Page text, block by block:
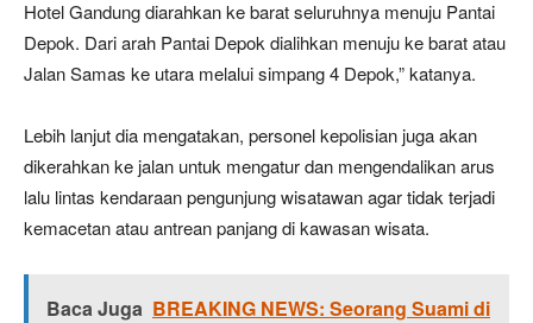
Hotel Gandung diarahkan ke barat seluruhnya menuju Pantai
Depok. Dari arah Pantai Depok dialihkan menuju ke barat atau
Jalan Samas ke utara melalui simpang 4 Depok,” katanya.
Lebih lanjut dia mengatakan, personel kepolisian juga akan
dikerahkan ke jalan untuk mengatur dan mengendalikan arus
lalu lintas kendaraan pengunjung wisatawan agar tidak terjadi
kemacetan atau antrean panjang di kawasan wisata.
Baca Juga BREAKING NEWS: Seorang Suami di